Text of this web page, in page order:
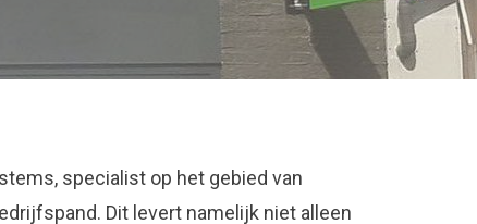
specialist op het gebied van
Dit levert namelijk niet alleen